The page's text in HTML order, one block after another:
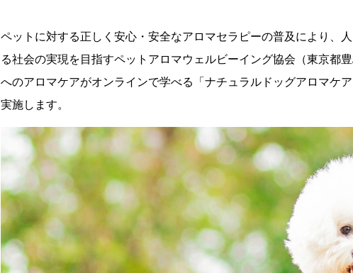
ペットに対する正しく安心・安全なアロマセラピーの普及により、
る社会の実現を目指すペットアロマウェルビーイング協会（東京都
へのアロマケアがオンラインで学べる「ナチュラルドッグアロマケ
実施します。